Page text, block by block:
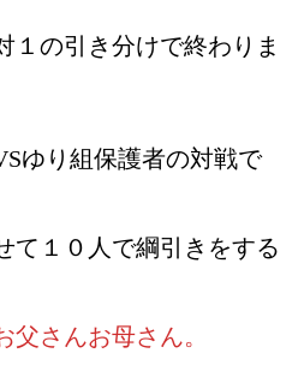
１の引き分けで終わりま
ゆり組保護者の対戦で
て１０人で綱引きをする
父さんお母さん。